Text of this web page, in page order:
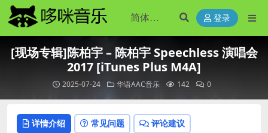
登录
[现场专辑]陈柏宇 – 陈柏宇 Speechless 演唱会
2017 [iTunes Plus M4A]
2025-07-24 华语AAC音乐 142 0
详情介绍 常见问题 评论建议